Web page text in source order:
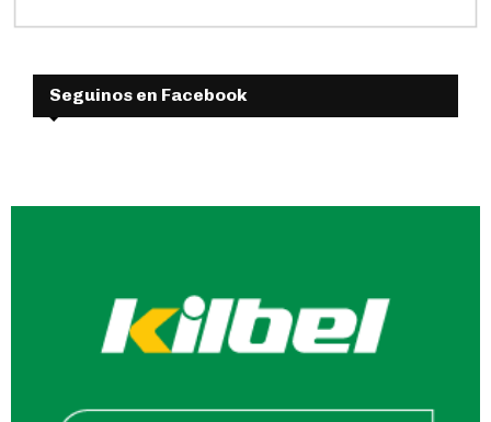
Seguinos en Facebook